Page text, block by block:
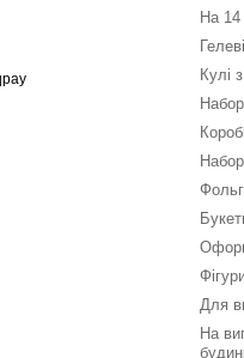
На
Кулі
Для
На